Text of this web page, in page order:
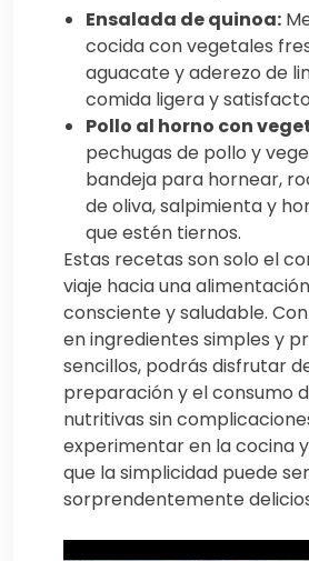
Ensalada de quinoa:
cocida con vegetales
aguacate y aderezo de
comida ligera y
Pollo al horno con
pechugas de pollo y
bandeja para hornear,
de oliva, salpimienta y
que estén tiernos.
Estas recetas son solo el
viaje hacia una
consciente y saludable.
en ingredientes simples y
sencillos, podrás disfrutar
preparación y el consumo
nutritivas sin
experimentar en la cocina
que la simplicidad puede ser
sorprendentemente